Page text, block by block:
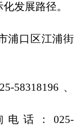
化发展路径。
浦口区江浦街
58318196 、
电话 ：025-